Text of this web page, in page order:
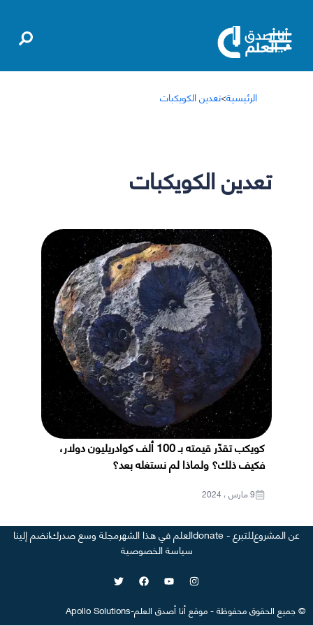
الرئيسية>تعدين الكويكبات
تعدين الكويكبات
كويكب تقدّر قيمته بـ 100 ألف كوادريليون دولار،
فكيف ذلك؟ ولماذا لم نستغله بعد؟
9 مارس ، 2024
عن المشروعللتبرع - donate العلم في هذا الشهرمجلة وسع صدركانضم إلينا
سياسة الخصوصية
©جميع الحقوق محفوظة-موقعأنا أصدق العلم-
Apollo Solutions